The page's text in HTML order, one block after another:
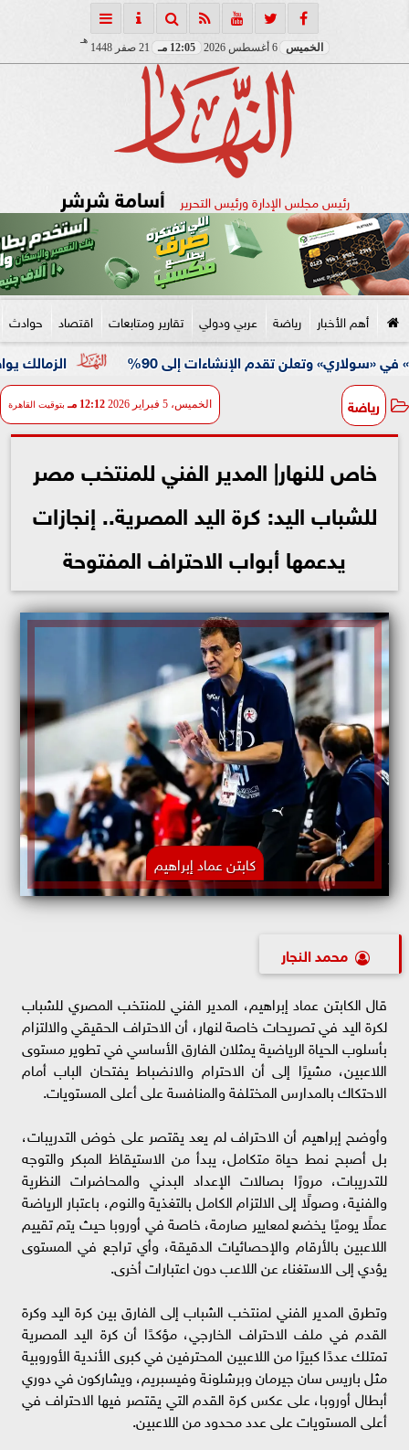
الخميس 12:05 مـ 21 صفر 1448
هـ
رئيس مجلس الإدارة ورئيس التحرير أسامة شرشر
أهم الأخبار رياضة عربي ودولي تقارير ومتابعات اقتصاد حوادث
الزمالك يواصل
رياضة الخميس، 5 فبراير 2026 12:12 مـ بتوقيت القاهرة
خاص للنهار| المدير الفني للمنتخب مصر
للشباب اليد: كرة اليد المصرية.. إنجازات
يدعمها أبواب الاحتراف المفتوحة
كابتن عماد إبراهيم
محمد النجار
قال الكابتن عماد إبراهيم، المدير الفني للمنتخب المصري للشباب
لكرة اليد في تصريحات خاصة لنهار، أن الاحتراف الحقيقي والالتزام
بأسلوب الحياة الرياضية يمثلان الفارق الأساسي في تطوير مستوى
اللاعبين، مشيرًا إلى أن الاحترام والانضباط يفتحان الباب أمام
الاحتكاك بالمدارس المختلفة والمنافسة على أعلى المستويات.
وأوضح إبراهيم أن الاحتراف لم يعد يقتصر على خوض التدريبات،
بل أصبح نمط حياة متكامل، يبدأ من الاستيقاظ المبكر والتوجه
للتدريبات، مرورًا بصالات الإعداد البدني والمحاضرات النظرية
والفنية، وصولًا إلى الالتزام الكامل بالتغذية والنوم، باعتبار الرياضة
عملًا يوميًا يخضع لمعايير صارمة، خاصة في أوروبا حيث يتم تقييم
اللاعبين بالأرقام والإحصائيات الدقيقة، وأي تراجع في المستوى
يؤدي إلى الاستغناء عن اللاعب دون اعتبارات أخرى.
وتطرق المدير الفني لمنتخب الشباب إلى الفارق بين كرة اليد وكرة
القدم في ملف الاحتراف الخارجي، مؤكدًا أن كرة اليد المصرية
تمتلك عددًا كبيرًا من اللاعبين المحترفين في كبرى الأندية الأوروبية
مثل باريس سان جيرمان وبرشلونة وفيسبريم، ويشاركون في دوري
أبطال أوروبا، على عكس كرة القدم التي يقتصر فيها الاحتراف في
أعلى المستويات على عدد محدود من اللاعبين.